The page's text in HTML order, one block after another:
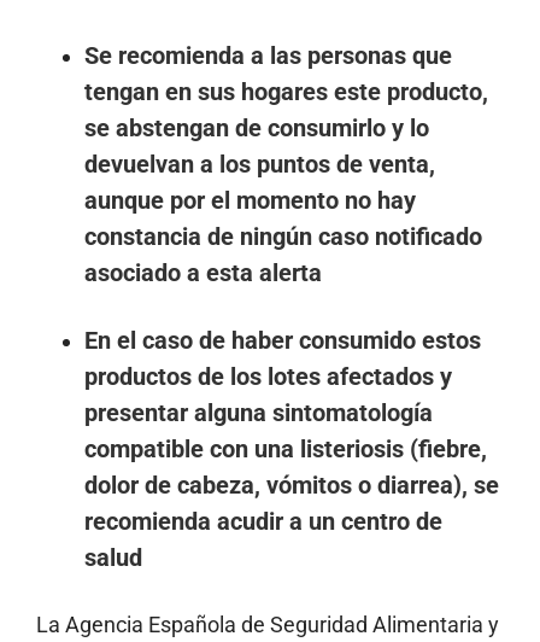
Se recomienda a las personas que
tengan en sus hogares este producto,
se abstengan de consumirlo y lo
devuelvan a los puntos de venta,
aunque por el momento no hay
constancia de ningún caso notificado
asociado a esta alerta
En el caso de haber consumido estos
productos de los lotes afectados y
presentar alguna sintomatología
compatible con una listeriosis (fiebre,
dolor de cabeza, vómitos o diarrea), se
recomienda acudir a un centro de
salud
La Agencia Española de Seguridad Alimentaria y